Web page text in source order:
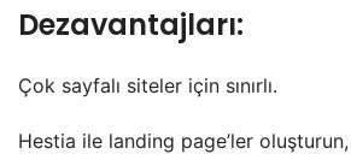
Dezavantajları:
Çok sayfalı siteler için sınırlı.
Hestia ile landing page’ler